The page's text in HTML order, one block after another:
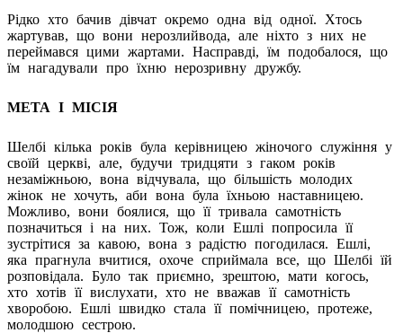
Рідко хто бачив дівчат окремо одна від одної. Хтось
жартував, що вони нерозлийвода, але ніхто з них не
переймався цими жартами. Насправді, їм подобалося, що
їм нагадували про їхню нерозривну дружбу.
МЕТА І МІСІЯ
Шелбі кілька років була керівницею жіночого служіння у
своїй церкві, але, будучи тридцяти з гаком років
незаміжньою, вона відчувала, що більшість молодих
жінок не хочуть, аби вона була їхньою наставницею.
Можливо, вони боялися, що її тривала самотність
позначиться і на них. Тож, коли Ешлі попросила її
зустрітися за кавою, вона з радістю погодилася. Ешлі,
яка прагнула вчитися, охоче сприймала все, що Шелбі їй
розповідала. Було так приємно, зрештою, мати когось,
хто хотів її вислухати, хто не вважав її самотність
хворобою. Ешлі швидко стала її помічницею, протеже,
молодшою сестрою.